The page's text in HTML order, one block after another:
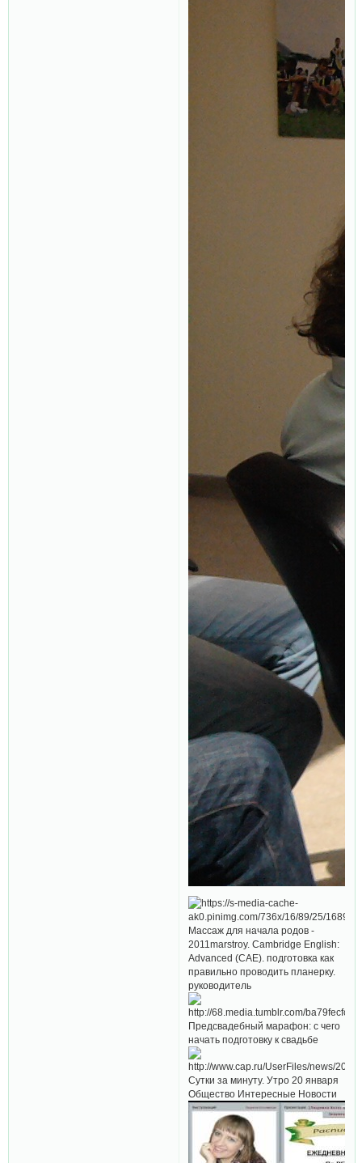
Массаж для начала родов -
2011marstroy. Cambridge English:
Advanced (CAE). подготовка как
правильно проводить планерку.
руководитель
Предсвадебный марафон: с чего
начать подготовку к свадьбе
Сутки за минуту. Утро 20 января
Общество Интересные Новости